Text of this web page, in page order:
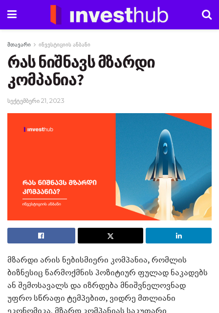
მთავარი ინვესტიციის ანბანი
რას ნიშნავს მზარდი
კომპანია?
სექტემბერი 21, 2023
მზარდი არის ნებისმიერი კომპანია, რომლის
ბიზნესიც წარმოქმნის პოზიტიურ ფულად ნაკადებს
ან შემოსავალს და იზრდება მნიშვნელოვნად
უფრო სწრაფი ტემპებით, ვიდრე მთლიანი
ეკონომიკა. მზარდ კომპანიას საკუთარი